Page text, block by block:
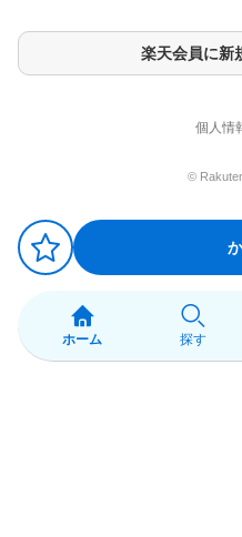
楽天会員に新
個人情
©
ホーム 探す